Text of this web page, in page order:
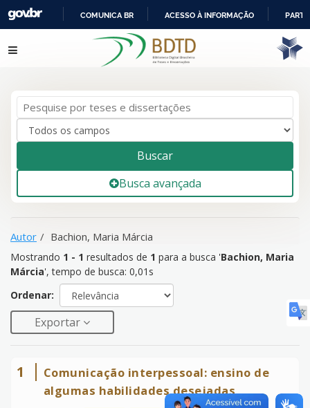
IR
PARA
COMUNICA BR ACESSO À INFORMAÇÃO
resultados de 1para a busca '
Bachion, Maria
Márcia
Pular para o conteúdo
Buscar
Busca avançada
Autor Bachion, Maria Márcia
Mostrando 1 - 1 resultados de 1 para a busca 'Bachion, Maria
Márcia', tempo de busca: 0,01s
Ordenar:
Exportar
1
Comunicação interpessoal: ensino de
algumas habilidades desejadas